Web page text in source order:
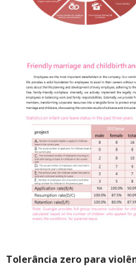
Tolerância zero para